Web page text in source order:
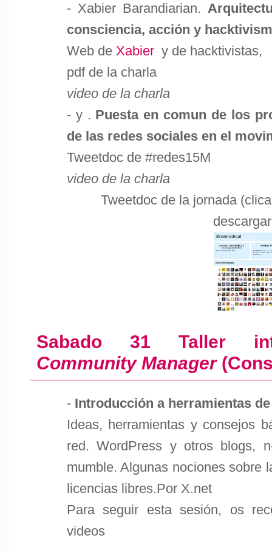
- Xabier Barandiarian.
consciencia, acción y
Web de Xabier y de hacktivistas,
pdf de la charla
video de la charla
- y . Puesta en comun de los
de las redes sociales en el
Tweetdoc de #redes15M
video de la charla
Tweetdoc de la jornada
Sabado 31 Taller
Community Manager
- Introducción a herramientas
Ideas, herramientas y consejos
red. WordPress y otros blogs,
mumble. Algunas nociones sobre
licencias libres.Por X.net
Para seguir esta sesión, os
videos